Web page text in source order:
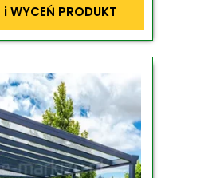
WYCEŃ PRODUKT